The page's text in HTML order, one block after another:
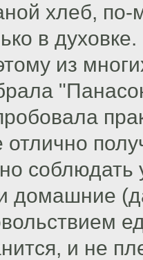
хлеб,
в духовке.
из
отлично
соблюдать
домашние
и не